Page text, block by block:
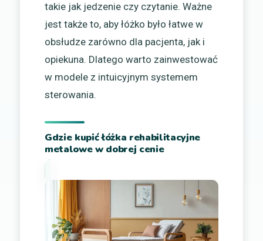
takie jak jedzenie czy czytanie. Ważne
jest także to, aby łóżko było łatwe w
obsłudze zarówno dla pacjenta, jak i
opiekuna. Dlatego warto zainwestować
w modele z intuicyjnym systemem
sterowania.
Gdzie kupić łóżka rehabilitacyjne
metalowe w dobrej cenie